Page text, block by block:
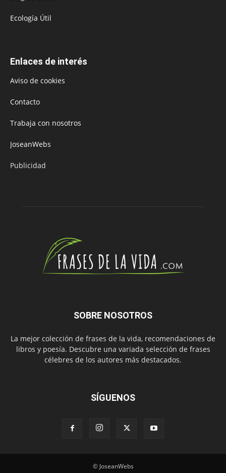
Ecología Útil
Enlaces de interés
Aviso de cookies
Contacto
Trabaja con nosotros
JoseanWebs
Publicidad
SOBRE NOSOTROS
La mejor colección de frases de la vida, recomendaciones de
libros y poesía. Descubre una variada selección de frases
célebres de los autores más destacados.
SÍGUENOS
© JoseanWebs